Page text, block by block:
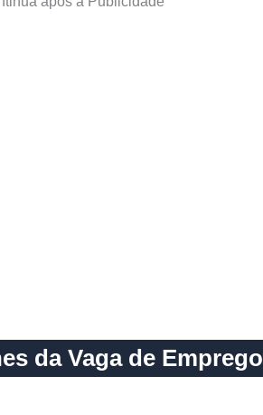
da Vaga de Emprego